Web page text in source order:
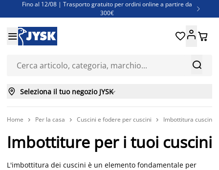
Fino al 12/08 | Trasporto gratuito per ordini online a partire da
300€

Super offerte d'estate | Oltre 1.500 articoli fino al 70%
Finanziamenti - Scegli il piano di rimborso più adatto a te


 
 Seleziona il tuo negozio JYSK
Home  Per la casa  Cuscini e fodere per cuscini  Imbottitura cuscini
Imbottiture per i tuoi cuscini
L'imbottitura dei cuscini è un elemento fondamentale per